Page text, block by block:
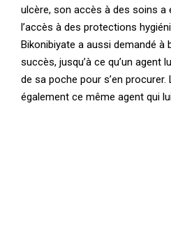
ulcère, son accès à des soins a
l’accès à des protections
Bikonibiyate a aussi demandé à
succès, jusqu’à ce qu’un agent
de sa poche pour s’en procurer.
également ce même agent qui